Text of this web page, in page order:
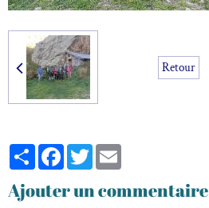
Retour
PartagerFacebook
Twitter
Ajouter un commentaire